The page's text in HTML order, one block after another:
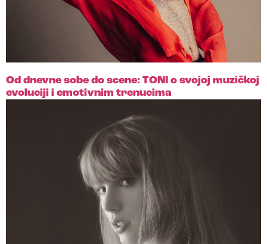
Od dnevne sobe do scene: TONI o svojoj muzičkoj
evoluciji i emotivnim trenucima